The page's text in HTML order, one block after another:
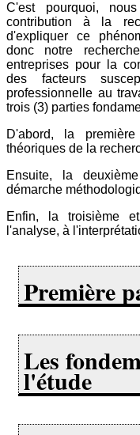
C'est pourquoi,
contribution à la
d'expliquer ce
donc notre
entreprises pour la
des facteurs
professionnelle au
trois (3) parties
D'abord, la
théoriques de la
Ensuite, la
démarche
Enfin, la troisième
l'analyse, à
Première
Les
l'étude